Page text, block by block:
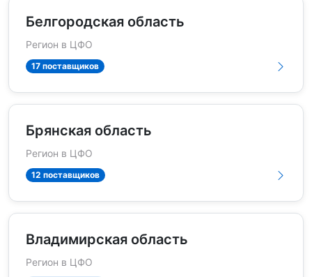
Белгородская область
Регион в ЦФО
17 поставщиков
Брянская область
Регион в ЦФО
12 поставщиков
Владимирская область
Регион в ЦФО